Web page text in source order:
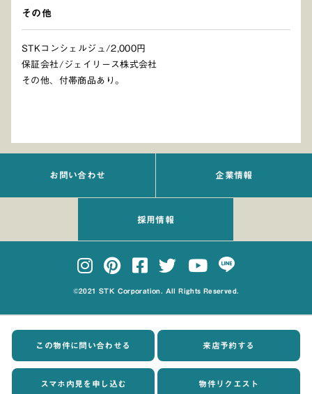
その他
STKコンシェルジュ/2,000円
保証会社/ジェイリース株式会社
その他、付帯商品あり。
この物件に問い合わせる 来店予約する
スマホ内見を申し込む 物件リクエスト
お問い合わせ 企業情報
採用情報
©2021 STK Corporation. All Rights Reserved.